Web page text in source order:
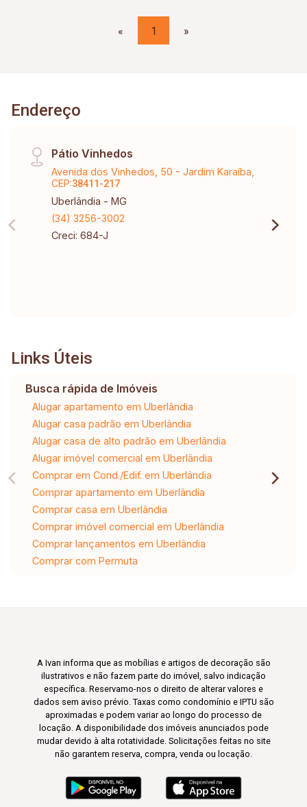
« 1 »
Endereço
Pátio Vinhedos
Avenida dos Vinhedos, 50 - Jardim Karaíba,
CEP:38411-217
Uberlândia - MG
(34) 3256-3002
Creci: 684-J
Links Úteis
Busca rápida de Imóveis
Alugar apartamento em Uberlândia
Alugar casa padrão em Uberlândia
Alugar casa de alto padrão em Uberlândia
Alugar imóvel comercial em Uberlândia
Comprar em Cond./Edif. em Uberlândia
Comprar apartamento em Uberlândia
Comprar casa em Uberlândia
Comprar imóvel comercial em Uberlândia
Comprar lançamentos em Uberlândia
Comprar com Permuta
A Ivan informa que as mobílias e artigos de decoração são
ilustrativos e não fazem parte do imóvel, salvo indicação
específica. Reservamo-nos o direito de alterar valores e
dados sem aviso prévio. Taxas como condomínio e IPTU são
aproximadas e podem variar ao longo do processo de
locação. A disponibilidade dos imóveis anunciados pode
mudar devido à alta rotatividade. Solicitações feitas no site
não garantem reserva, compra, venda ou locação.